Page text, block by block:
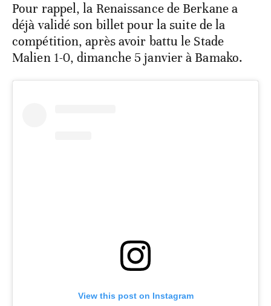
Pour rappel, la Renaissance de Berkane a
déjà validé son billet pour la suite de la
compétition, après avoir battu le Stade
Malien 1-0, dimanche 5 janvier à Bamako.
View this post on Instagram